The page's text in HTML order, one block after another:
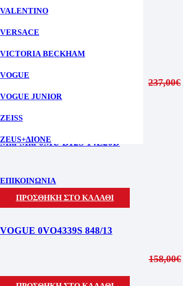
VALENTINO
VERSACE
VICTORIA BECKHAM
VOGUE
VOGUE JUNIOR
ZEISS
ZEUS+ΔΙΟΝΕ
ΕΠΙΚΟΙΝΩΝΙΑ
KALEOS COBB/001
237,00€
Miu Miu 0MU B12S 14L20D
ΠΡΟΣΘΗΚΗ ΣΤΟ ΚΑΛΑΘΙ
VOGUE 0VO4339S 848/13
158,00€